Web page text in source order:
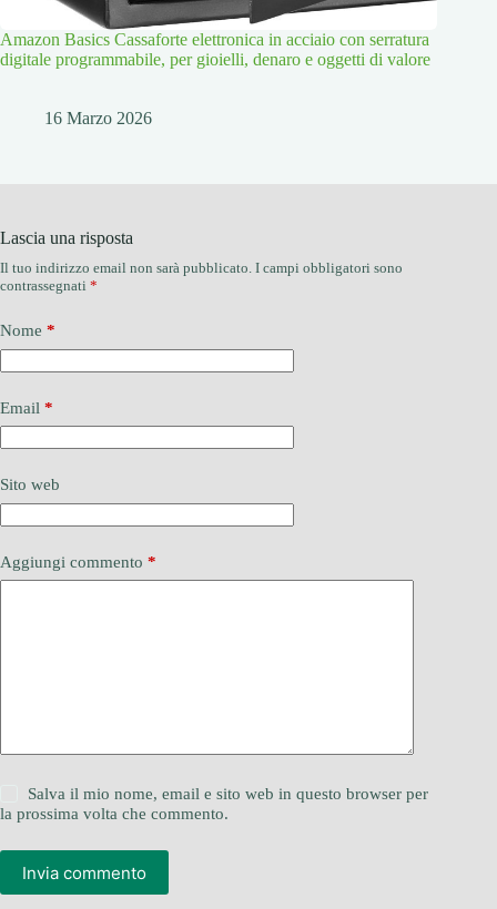
Amazon Basics Cassaforte elettronica in acciaio con serratura
digitale programmabile, per gioielli, denaro e oggetti di valore
16 Marzo 2026
Lascia una risposta
Il tuo indirizzo email non sarà pubblicato. I campi obbligatori sono
contrassegnati *
Nome *
Email *
Sito web
Aggiungi commento *
Salva il mio nome, email e sito web in questo browser per
la prossima volta che commento.
Invia commento